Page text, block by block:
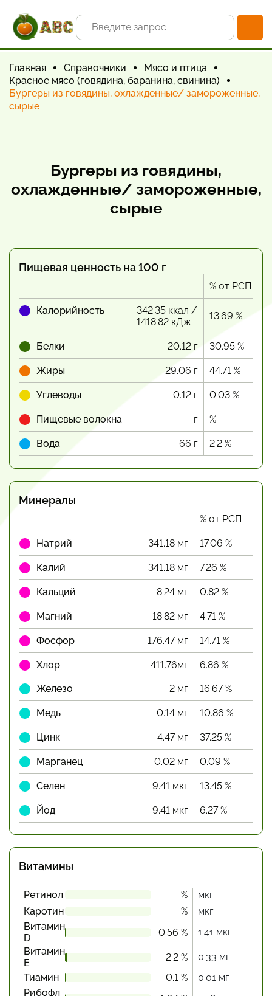
Главная Справочники
Мясо и птица
Красное мясо (говядина, баранина, свинина)
Бургеры из говядины, охлажденные/ замороженные,
сырые
Бургеры из говядины,
охлажденные/ замороженные,
сырые
Пищевая ценность на 100 г
% от РСП
Калорийность
342.35 ккал /
1418.82 кДж
13.69 %
Белки 20.12 г 30.95 %
Жиры 29.06 г 44.71 %
Углеводы 0.12 г 0.03 %
Пищевые волокна г %
Вода 66 г 2.2 %
Минералы
% от РСП
Натрий 341.18 мг 17.06 %
Калий 341.18 мг 7.26 %
Кальций 8.24 мг 0.82 %
Магний 18.82 мг 4.71 %
Фосфор 176.47 мг 14.71 %
Хлор 411.76мг 6.86 %
Железо 2 мг 16.67 %
Медь 0.14 мг 10.86 %
Цинк 4.47 мг 37.25 %
Марганец 0.02 мг 0.09 %
Селен 9.41 мкг 13.45 %
Йод 9.41 мкг 6.27 %
Витамины
Ретинол %
мкг
Каротин
%
мкг
Витамин
D
0.56 %
1.41 мкг
Витамин
Е
2.2 %
0.33 мг
Тиамин
0.1 %
0.01 мг
Рибофл